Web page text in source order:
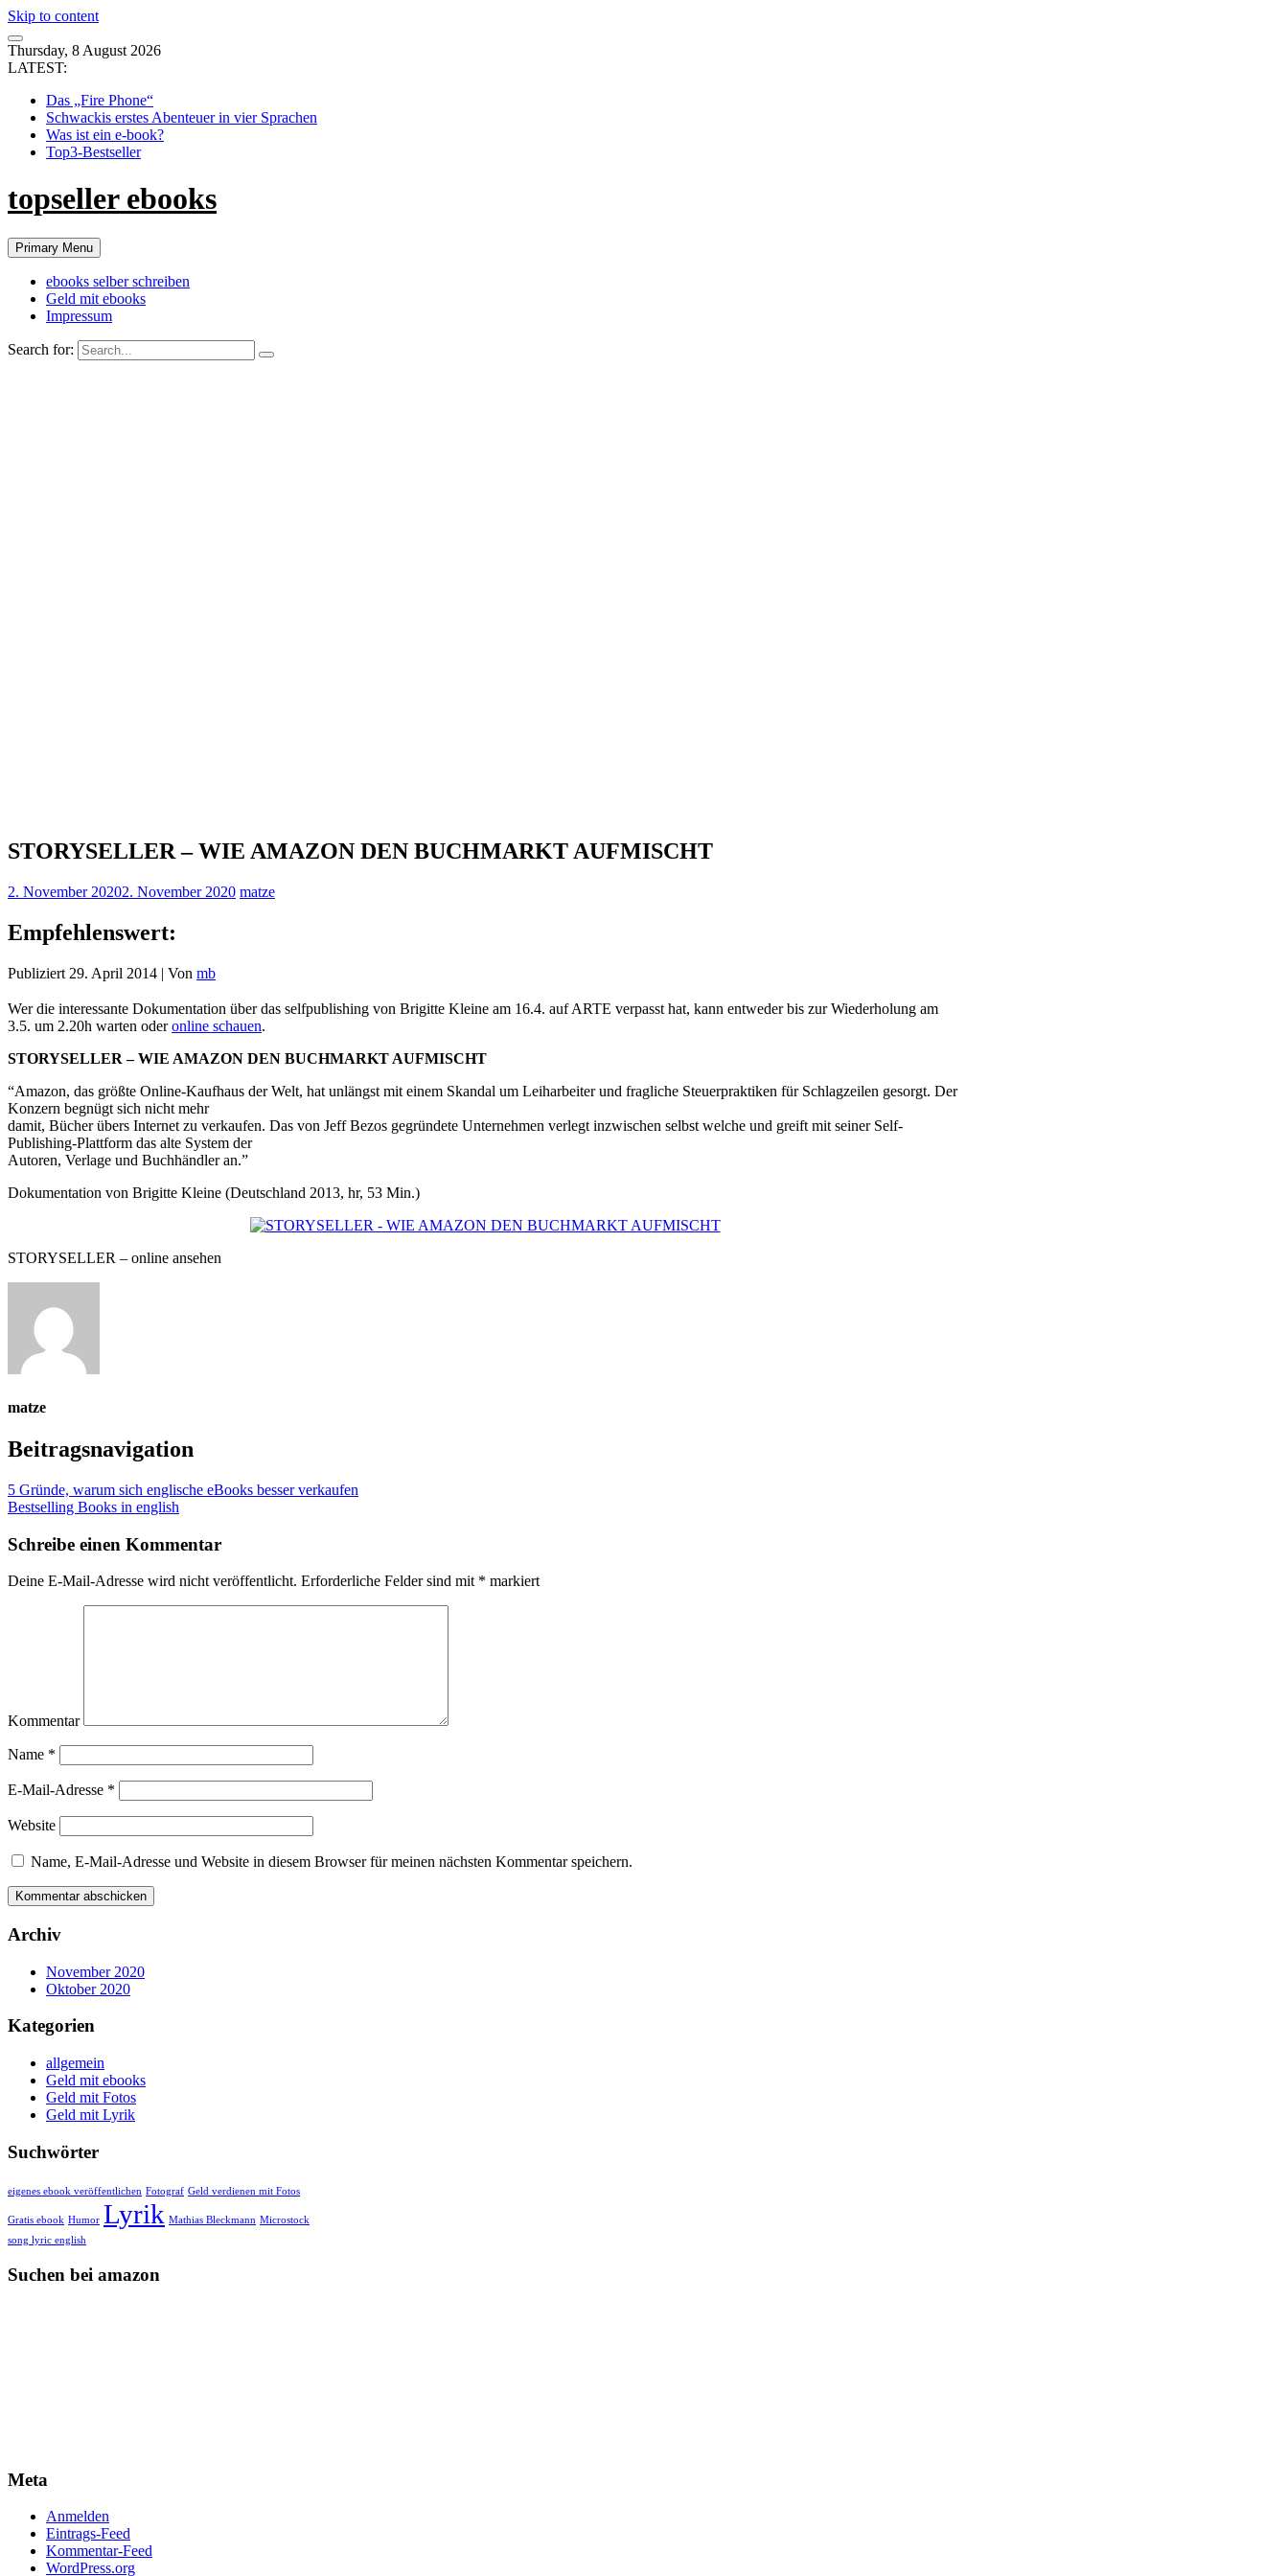
Skip to content
Thursday, 8 August 2026
LATEST:
Das „Fire Phone“
Schwackis erstes Abenteuer in vier Sprachen
Was ist ein e-book?
Top3-Bestseller
topseller ebooks
Primary Menu
ebooks selber schreiben
Geld mit ebooks
Impressum
Search for:
STORYSELLER – WIE AMAZON DEN BUCHMARKT AUFMISCHT
2. November 20202. November 2020 matze
Empfehlenswert:
Publiziert 29. April 2014 | Von mb
Wer die interessante Dokumentation über das selfpublishing von Brigitte Kleine am 16.4. auf ARTE verpasst hat, kann entweder bis zur Wiederholung am
3.5. um 2.20h warten oderonline schauen.
STORYSELLER – WIE AMAZON DEN BUCHMARKT AUFMISCHT
“Amazon, das größte Online-Kaufhaus der Welt, hat unlängst mit einem Skandal um Leiharbeiter und fragliche Steuerpraktiken für Schlagzeilen gesorgt. Der
Konzern begnügt sich nicht mehr
damit, Bücher übers Internet zu verkaufen. Das von Jeff Bezos gegründete Unternehmen verlegt inzwischen selbst welche und greift mit seiner Self-
Publishing-Plattform das alte System der
Autoren, Verlage und Buchhändler an.”
Dokumentation von Brigitte Kleine (Deutschland 2013, hr, 53 Min.)
STORYSELLER – online ansehen
matze
Beitragsnavigation
5 Gründe, warum sich englische eBooks besser verkaufen
Bestselling Books in english
Schreibe einen Kommentar
Deine E-Mail-Adresse wird nicht veröffentlicht. Erforderliche Felder sind mit * markiert
Kommentar
Name *
E-Mail-Adresse *
Website
Name, E-Mail-Adresse und Website in diesem Browser für meinen nächsten Kommentar speichern.
Archiv
November 2020
Oktober 2020
Kategorien
allgemein
Geld mit ebooks
Geld mit Fotos
Geld mit Lyrik
Suchwörter
eigenes ebook veröffentlichen Fotograf Geld verdienen mit Fotos
Gratis ebook Humor Lyrik Mathias Bleckmann Microstock
song lyric english
Suchen bei amazon
Meta
Anmelden
Eintrags-Feed
Kommentar-Feed
WordPress.org